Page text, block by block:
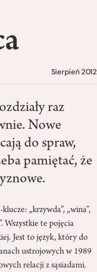
Sierpień 2012
raz
Nowe
do spraw,
pamiętać, że
„krzywda”, „wina”,
Wszystkie te pojęcia
Jest to język, który do
ustrojowych w 1989
relacji z sąsiadami.